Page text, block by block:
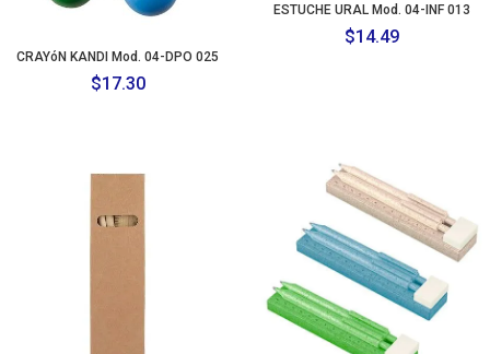
CRAYóN KANDI Mod. 04-DPO 025
$17.30
ESTUCHE URAL Mod. 04-INF 013
$14.49